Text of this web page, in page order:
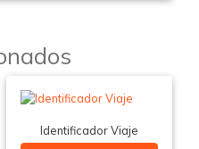
Identificador Viaje